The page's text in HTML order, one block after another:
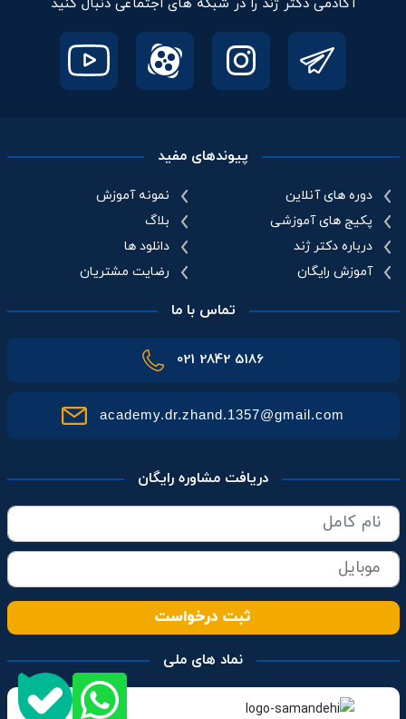
آکادمی دکتر ژند را در شبکه های اجتماعی دنبال کنید
پیوندهای مفید
دوره های آنلاین
پکیج های آموزشی
درباره دکتر ژند
آموزش رایگان
نمونه آموزش
بلاگ
دانلود ها
رضایت مشتریان
تماس با ما
021 2842 5186
academy.dr.zhand.1357@gmail.com
دریافت مشاوره رایگان
ثبت درخواست
نماد های ملی